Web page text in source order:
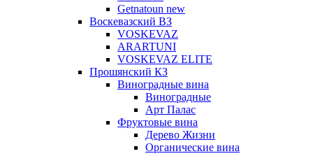
Getnatoun new
Воскевазский ВЗ
VOSKEVAZ
ARARTUNI
VOSKEVAZ ELITE
Прошянский КЗ
Виноградные вина
Виноградные
Арт Палас
Фруктовые вина
Дерево Жизни
Органические вина